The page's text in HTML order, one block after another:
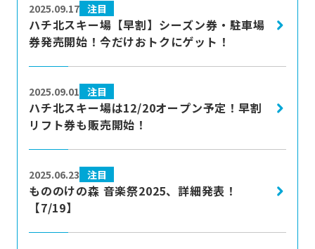
ハチ北スキー場【早割】シーズン券・駐車場
券発売開始！今だけおトクにゲット！
2025.09.17 注目
ハチ北スキー場は12/20オープン予定！早割
リフト券も販売開始！
2025.09.01 注目
more
もののけの森 音楽祭2025、詳細発表！
【7/19】
2025.06.23 注目
more
more